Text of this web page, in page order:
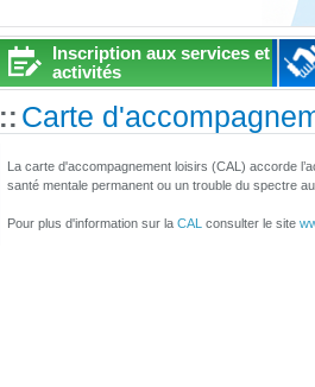
Inscription aux services et
activités
:: Carte
La carte d'accompagnement loisirs (CAL) accorde
santé mentale permanent ou un trouble du spectre
Pour plus d'information sur la CAL consulter le site